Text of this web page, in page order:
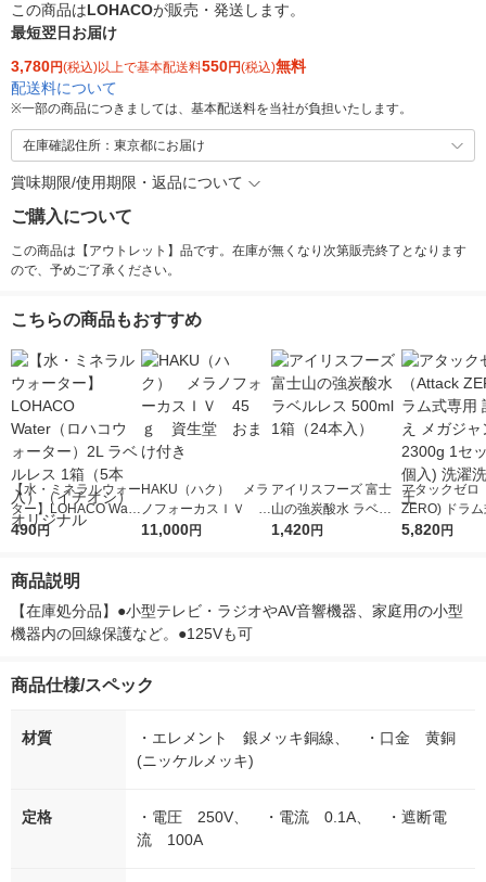
この商品はLOHACOが販売・発送します。
最短翌日お届け
3,780円(税込)以上で基本配送料550円(税込)無料
配送料について
※一部の商品につきましては、基本配送料を当社が負担いたします。
在庫確認住所：東京都にお届け
賞味期限/使用期限・返品について
ご購入について
この商品は【アウトレット】品です。在庫が無くなり次第販売終了となります
ので、予めご了承ください。
こちらの商品もおすすめ
【水・ミネラルウォー
ター】LOHACO Wate
r（ロハコウォータ
シ） オリジナル
490円
HAKU（ハク） メラ
ノフォーカスＩＶ 4
5ｇ 資生堂 おまけ
11,000円
アイリスフーズ 富士
山の強炭酸水 ラベル
レス 500ml 1箱（24
1,420円
アタックゼロ
ZERO) ドラ
詰め替え メガ
5,820円
商品説明
【在庫処分品】●小型テレビ・ラジオやAV音響機器、家庭用の小型
機器内の回線保護など。●125Vも可
商品仕様/スペック
材質
・エレメント 銀メッキ銅線、 ・口金 黄銅
(ニッケルメッキ)
定格
・電圧 250V、 ・電流 0.1A、 ・遮断電
流 100A